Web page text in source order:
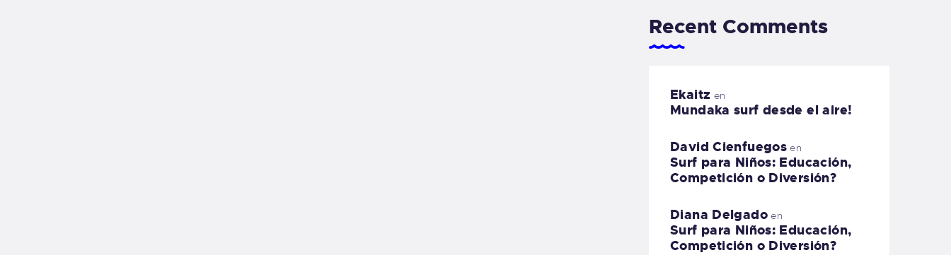
Recent Comments
Ekaitz en
Mundaka surf desde el aire!
David Cienfuegos en
Surf para Niños: Educación,
Competición o Diversión?
Diana Delgadoen
Surf para Niños: Educación,
Competición o Diversión?